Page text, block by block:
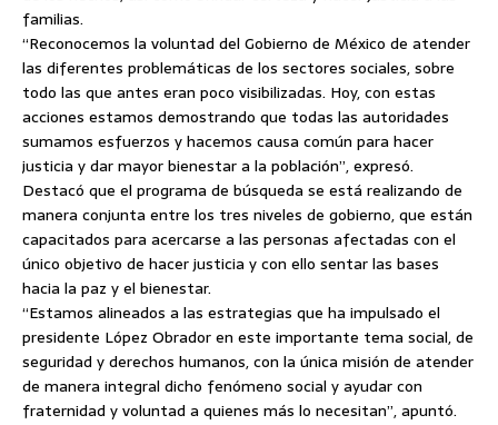
familias.
“Reconocemos la voluntad del Gobierno de México de atender
las diferentes problemáticas de los sectores sociales, sobre
todo las que antes eran poco visibilizadas. Hoy, con estas
acciones estamos demostrando que todas las autoridades
sumamos esfuerzos y hacemos causa común para hacer
justicia y dar mayor bienestar a la población”, expresó.
Destacó que el programa de búsqueda se está realizando de
manera conjunta entre los tres niveles de gobierno, que están
capacitados para acercarse a las personas afectadas con el
único objetivo de hacer justicia y con ello sentar las bases
hacia la paz y el bienestar.
“Estamos alineados a las estrategias que ha impulsado el
presidente López Obrador en este importante tema social, de
seguridad y derechos humanos, con la única misión de atender
de manera integral dicho fenómeno social y ayudar con
fraternidad y voluntad a quienes más lo necesitan”, apuntó.